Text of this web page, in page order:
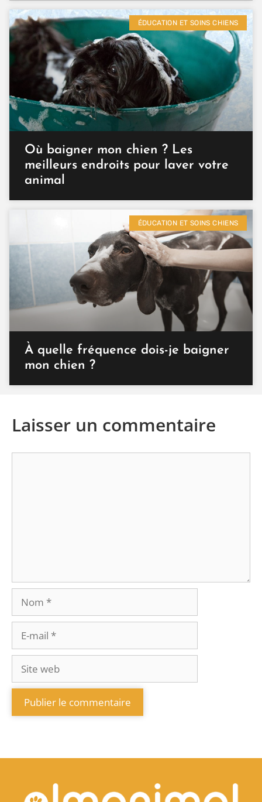
ÉDUCATION ET SOINS CHIENS
Où baigner mon chien ? Les
meilleurs endroits pour laver votre
animal
ÉDUCATION ET SOINS CHIENS
À quelle fréquence dois-je baigner
mon chien ?
Laisser un commentaire